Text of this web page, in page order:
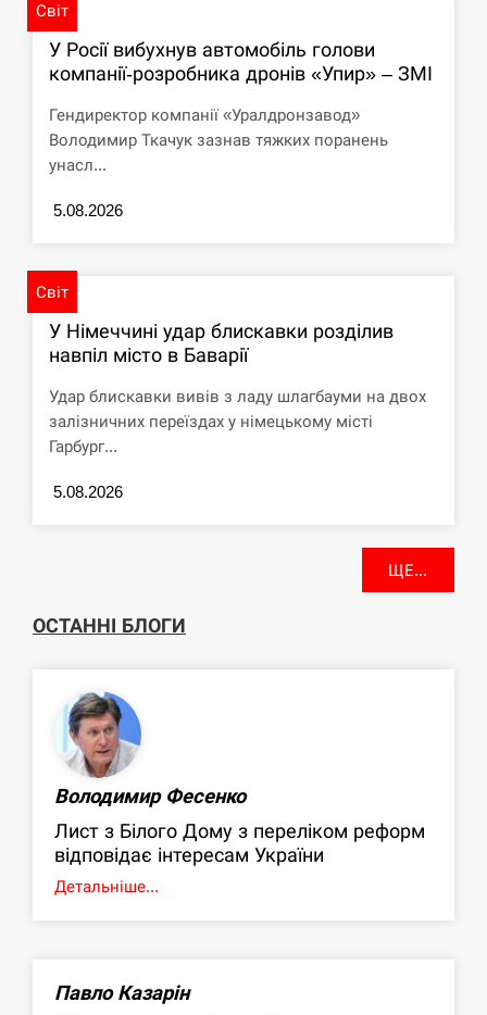
Світ
У Росії вибухнув автомобіль голови
компанії-розробника дронів «Упир» – ЗМІ
Гендиректор компанії «Уралдронзавод»
Володимир Ткачук зазнав тяжких поранень
унасл...
5.08.2026
Світ
У Німеччині удар блискавки розділив
навпіл місто в Баварії
Удар блискавки вивів з ладу шлагбауми на двох
залізничних переїздах у німецькому місті
Гарбург...
5.08.2026
ЩЕ...
ОСТАННІ БЛОГИ
Володимир Фесенко
Лист з Білого Дому з переліком реформ
відповідає інтересам України
Детальніше...
Павло Казарін